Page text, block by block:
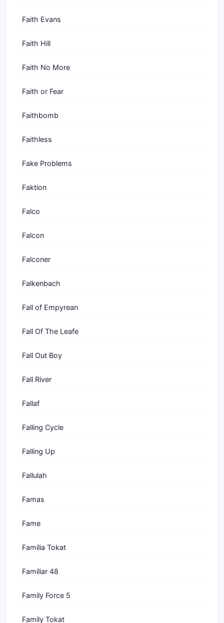
Faith Evans
Faith Hill
Faith No More
Faith or Fear
Faithbomb
Faithless
Fake Problems
Faktion
Falco
Falcon
Falconer
Falkenbach
Fall of Empyrean
Fall Of The Leafe
Fall Out Boy
Fall River
Fallaf
Falling Cycle
Falling Up
Fallulah
Famas
Fame
Familia Tokat
Familiar 48
Family Force 5
Family Tokat